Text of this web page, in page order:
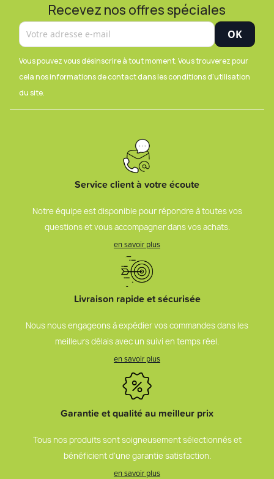
Recevez nos offres spéciales
Vous pouvez vous désinscrire à tout moment. Vous trouverez pour
cela nos informations de contact dans les conditions d'utilisation
du site.
Service client à votre écoute
Notre équipe est disponible pour répondre à toutes vos
questions et vous accompagner dans vos achats.
en savoir plus
Livraison rapide et sécurisée
Nous nous engageons à expédier vos commandes dans les
meilleurs délais avec un suivi en temps réel.
en savoir plus
Garantie et qualité au meilleur prix
Tous nos produits sont soigneusement sélectionnés et
bénéficient d’une garantie satisfaction.
en savoir plus